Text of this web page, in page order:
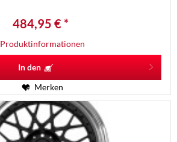
484,95 € *
Produktinformationen
In den
Merken